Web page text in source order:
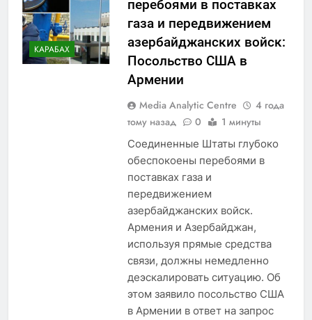
КАРАБАХ
перебоями в поставках
газа и передвижением
азербайджанских войск:
Посольство США в
Армении
Media Analytic Centre
4 года
тому назад
0 1 минуты
Соединенные Штаты глубоко
обеспокоены перебоями в
поставках газа и
передвижением
азербайджанских войск.
Армения и Азербайджан,
используя прямые средства
связи, должны немедленно
деэскалировать ситуацию. Об
этом заявило посольство США
в Армении в ответ на запрос